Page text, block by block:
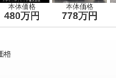
本体価格
480万円
本体価格
778万円